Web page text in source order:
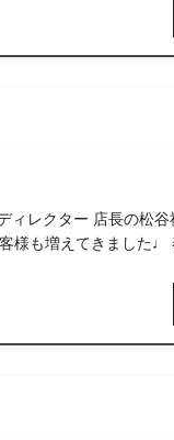
ィレクター 店長の松
様も増えてきました♩